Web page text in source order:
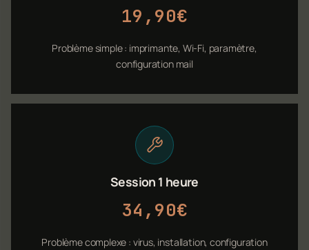
19,90€
Problème simple : imprimante, Wi-Fi, paramètre,
configuration mail
Session 1 heure
34,90€
Problème complexe : virus, installation, configuration